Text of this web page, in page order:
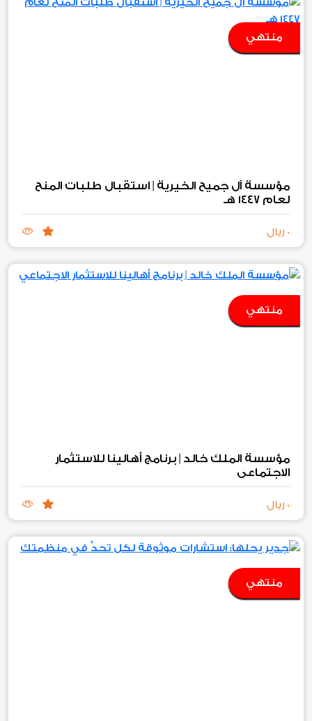
منتهي
مؤسسة آل جميح الخيرية | استقبال طلبات المنح
لعام ١٤٤٧ هـ
0 ريال
منتهي
مؤسسة الملك خالد | برنامج أهالينا للاستثمار
الاجتماعي
0 ريال
منتهي